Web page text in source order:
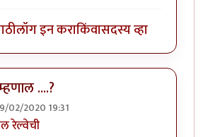
लॉग इन कराकिंवासदस्य व्हा
....?
02/2020 19:31
रेल्वेची